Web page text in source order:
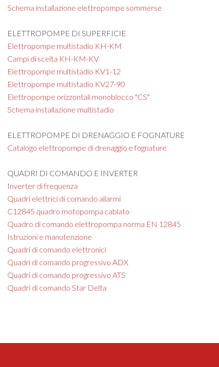
Schema installazione elettropompe sommerse
ELETTROPOMPE DI SUPERFICIE
Elettropompe multistadio KH-KM
Campi di scelta KH-KM-KV
Elettropompe multistadio KV1-12
Elettropompe multistadio KV27-90
Elettropompe orizzontali monoblocco "CS"
Schema installazione multistadio
ELETTROPOMPE DI DRENAGGIO E FOGNATURE
Catalogo elettropompe di drenaggio e fognature
QUADRI DI COMANDO E INVERTER
Inverter di frequenza
Quadri elettrici di comando allarmi
C12845 quadro motopompa cablato
Quadro di comando elettropompa norma EN 12845
Istruzioni e manutenzione
Quadri di comando elettronici
Quadri di comando progressivo ADX
Quadri di comando progressivo ATS
Quadri di comando Star Delta